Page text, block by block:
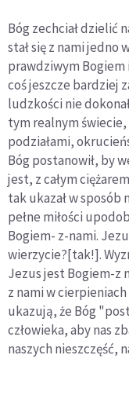
Bóg zechciał dzielić
stał się z nami jedno
prawdziwym Bogiem
coś jeszcze bardziej
ludzkości nie
tym realnym świecie,
podziałami,
Bóg postanowił, by
jest, z całym
tak ukazał w sposób
pełne miłości
Bogiem- z-nami.
wierzycie?[tak!].
Jezus jest Bogiem-z
z nami w
ukazują, że Bóg
człowieka, aby nas
naszych nieszczęść,